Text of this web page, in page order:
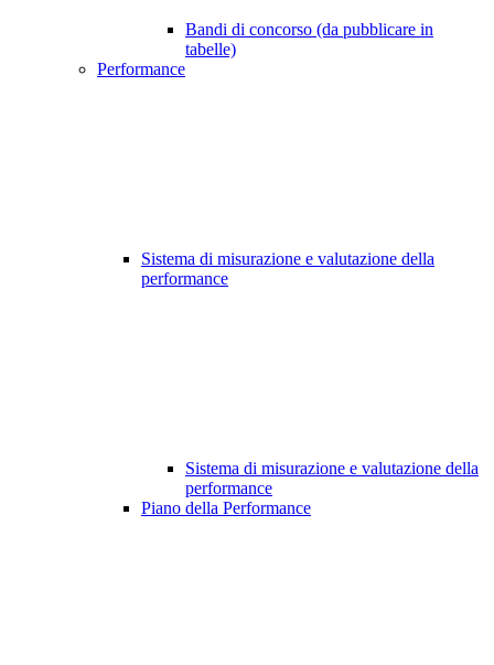
Bandi di concorso (da pubblicare in
tabelle)
Performance
Sistema di misurazione e valutazione della
performance
Sistema di misurazione e valutazione della
performance
Piano della Performance